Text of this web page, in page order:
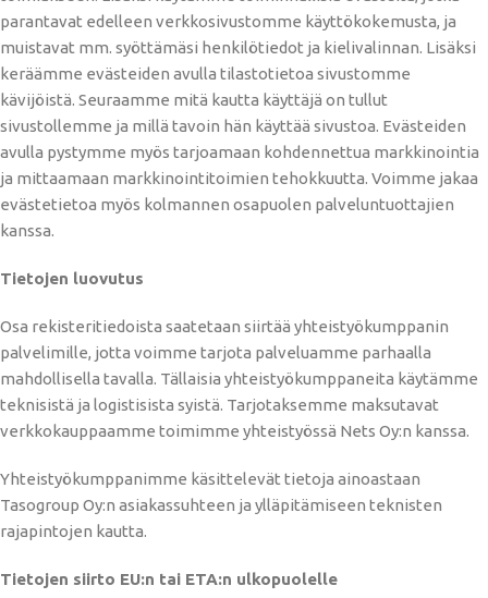
parantavat edelleen verkkosivustomme käyttökokemusta, ja
muistavat mm. syöttämäsi henkilötiedot ja kielivalinnan. Lisäksi
keräämme evästeiden avulla tilastotietoa sivustomme
kävijöistä. Seuraamme mitä kautta käyttäjä on tullut
sivustollemme ja millä tavoin hän käyttää sivustoa. Evästeiden
avulla pystymme myös tarjoamaan kohdennettua markkinointia
ja mittaamaan markkinointitoimien tehokkuutta. Voimme jakaa
evästetietoa myös kolmannen osapuolen palveluntuottajien
kanssa.
Tietojen luovutus
Osa rekisteritiedoista saatetaan siirtää yhteistyökumppanin
palvelimille, jotta voimme tarjota palveluamme parhaalla
mahdollisella tavalla. Tällaisia yhteistyökumppaneita käytämme
teknisistä ja logistisista syistä. Tarjotaksemme maksutavat
verkkokauppaamme toimimme yhteistyössä Nets Oy:n kanssa.
Yhteistyökumppanimme käsittelevät tietoja ainoastaan
Tasogroup Oy:n asiakassuhteen ja ylläpitämiseen teknisten
rajapintojen kautta.
Tietojen siirto EU:n tai ETA:n ulkopuolelle